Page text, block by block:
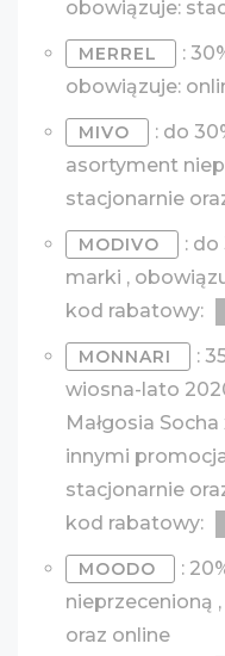
obowiązuje:
MERREL
:
obowiązuje:
MIVO
: do
asortyment
stacjonarnie
MODIVO
:
marki ,
kod rabatowy:
MONNARI
:
wiosna-lato
Małgosia
innymi
stacjonarnie
kod rabatowy:
MOODO
:
nieprzecenioną
oraz online